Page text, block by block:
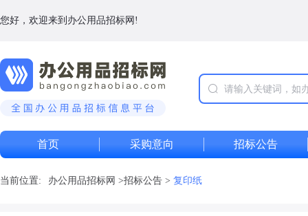
您好，欢迎来到办公用品招标网!
首页 采购意向 招标公告
当前位置: 办公用品招标网 >招标公告 > 复印纸